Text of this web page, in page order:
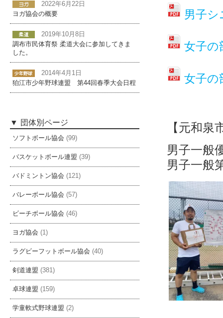
男子シ
女子の
女子の
【元和
男子
男子一般
2022年6月22日
ヨガ協会の概要
2019年10月8日
調布市民体育祭 柔道大会に参加してきま
した。
2014年4月1日
狛江市少年野球連盟 第44回春季大会日程
団体別ページ
ソフトボール協会 (99)
バスケットボール連盟 (39)
バドミントン協会 (121)
バレーボール協会 (57)
ビーチボール協会 (46)
ヨガ協会 (1)
ラグビーフットボール協会 (40)
剣道連盟 (381)
卓球連盟 (159)
学童軟式野球連盟 (2)